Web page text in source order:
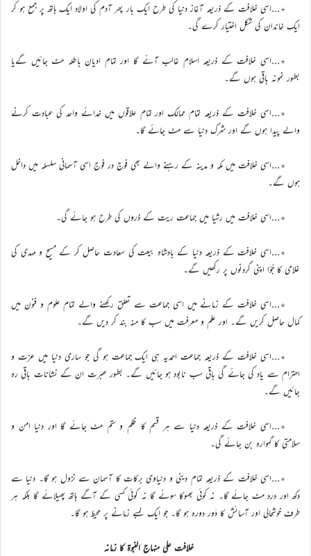
٭…اسی خلافت کے ذریعہ آغاز دنیا کی طرح ایک بار پھر آدم کی اولاد ایک ہاتھ پر جمع ہو کر
ایک خاندان کی شکل اختیار کرے گی۔
٭…اسی خلافت کے ذریعہ اسلام غالب آئے گا اور تمام ادیان باطلہ مٹ جائیں گےیا
بطور نمونہ باقی ہوں گے۔
٭…اسی خلافت کے ذریعہ تمام ممالک اور تمام علاقوں میں خدائے واحد کی عبادت کرنے
والے پیدا ہوں گے اور شرک دنیا سے مٹ جائے گا۔
٭…اسی خلافت میں مکہ و مدینہ کے رہنے والے بھی فوج در فوج اسی آسمانی سلسلہ میں داخل
ہوں گے۔
٭…اسی خلافت میں رشیا میں جماعت ریت کے ذروں کی طرح ہو جائے گی۔
٭…اسی خلافت کے ذریعہ دنیا کے بادشاہ بیعت کی سعادت حاصل کر کے مسیح و مہدی کی
غلامی کا جُؤا اپنی گردنوں پر رکھیں گے۔
٭…اسی خلافت کے زمانے میں اسی جماعت سے تعلق رکھنے والے تمام علوم و فنون میں
کمال حاصل کریں گے۔ اور علم و معرفت میں سب کا منہ بند کر دیں گے۔
٭…اسی خلافت کے ذریعہ جماعت احمدیہ ہی ایک جماعت ہو گی جو ساری دنیا میں عزت و
احترام سے یاد کی جائے گی باقی سب نابود ہو جائیں گے۔ بطور عبرت ان کے نشانات باقی رہ
جائیں گے۔
٭…اسی خلافت کے ذریعہ دنیا سے ہر قسم کا ظلم و ستم مٹ جائے گا اور دنیا امن و
سلامتی کا گہوارہ بن جائے گی۔
٭…اسی خلافت کے ذریعہ تمام دینی و دنیاوی برکات کا آسمان سے نزول ہو گا۔ دنیا سے
دکھ اور درد مٹ جائے گا۔ نہ کوئی بھوکا سوئے گا نہ کوئی کسی کے آگے ہاتھ پھیلائے گا بلکہ ہر
طرف خوشحالی اور آسائش کا دَور دورہ ہو گا۔ جو ایک لمبے زمانے پر محیط ہو گا۔
خلافت علی منہاج النبوۃ کا زمانہ